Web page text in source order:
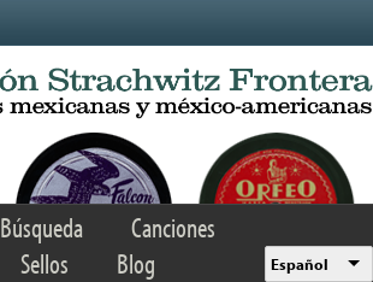
Búsqueda
Canciones
Sellos Blog Español